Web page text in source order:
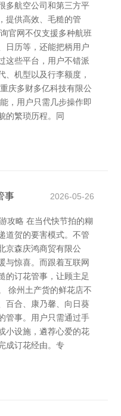
多航空公司和第三方平
提供高效、毛糙的管
官网不仅支援多种航班
日历等，还能把柄用户
这些平台，用户不错派
、机型以及行李额度，
庆多财多亿科技有限公
，用户只需几步操作即
的繁琐历程。同
事 2026-05-26
攻略 在当代快节拍的糊
道贺的要害模式。不管
京森庆鸿商贸有限公
与惊喜。而跟着互联网
的订花管事，让顾主足
徐州土产货的鲜花店不
百合、康乃馨、向日葵
管事。用户只需通过手
小设施，遴荐心爱的花
成订花经由。专